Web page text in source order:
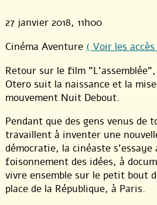
27 janvier 2018, 11h00
Cinéma Aventure ( Voir les
Retour sur le film
Otero suit la naissance et la
mouvement Nuit Debout.
Pendant que des gens venus de
travaillent à inventer une
démocratie, la cinéaste s’essaye
foisonnement des idées, à
vivre ensemble sur le petit bout
place de la République, à Paris.